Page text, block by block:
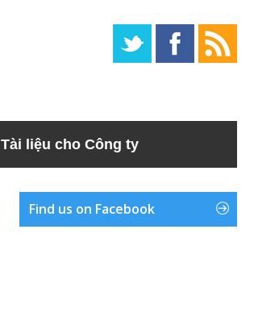
Tài liệu cho Công ty
Find us on Facebook